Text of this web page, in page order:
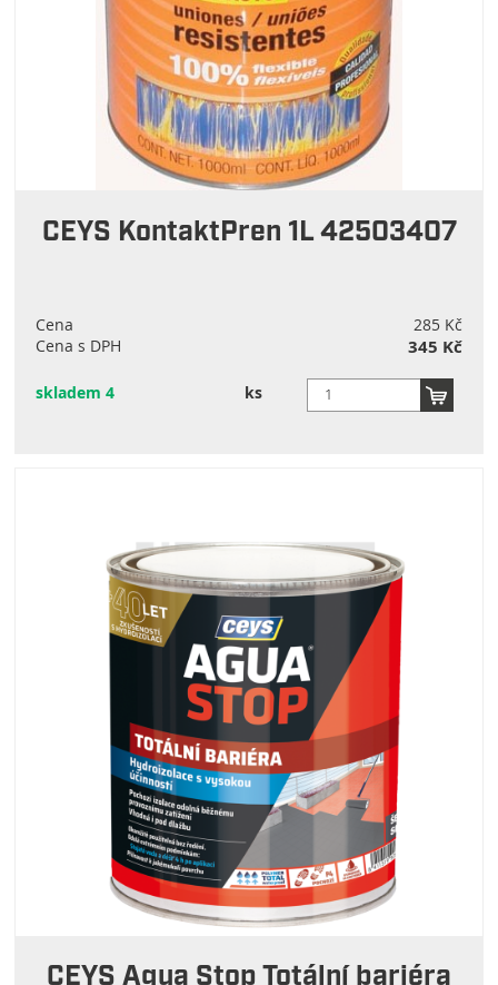
CEYS KontaktPren 1L 42503407
Cena
285 Kč
Cena s DPH
345 Kč
skladem 4 ks
CEYS Agua Stop Totální bariéra